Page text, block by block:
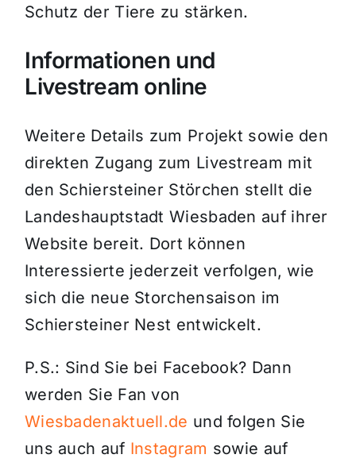
Schutz der Tiere zu stärken.
Informationen und
Livestream online
Weitere Details zum Projekt sowie den
direkten Zugang zum Livestream mit
den Schiersteiner Störchen stellt die
Landeshauptstadt Wiesbaden auf ihrer
Website bereit. Dort können
Interessierte jederzeit verfolgen, wie
sich die neue Storchensaison im
Schiersteiner Nest entwickelt.
P.S.: Sind Sie bei Facebook? Dann
werden Sie Fan von
Wiesbadenaktuell.de und folgen Sie
uns auch auf Instagram sowie auf